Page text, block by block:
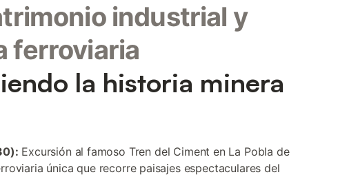
industrial y
ferroviaria
la historia minera
Excursión al famoso Tren del Ciment en La Pobla de
única que recorre paisajes espectaculares del